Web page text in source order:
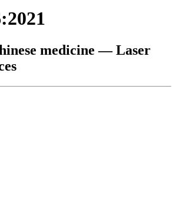
medicine — Laser